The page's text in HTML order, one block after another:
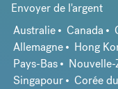
Envoyer de l'argent
Australie
Canada
Allemagne
Hong
Pays-Bas
Singapour
Corée